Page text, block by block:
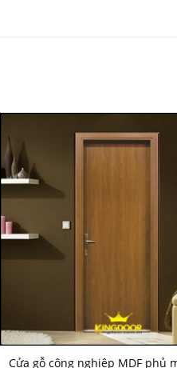
Cửa gỗ công nghiệp MDF phủ